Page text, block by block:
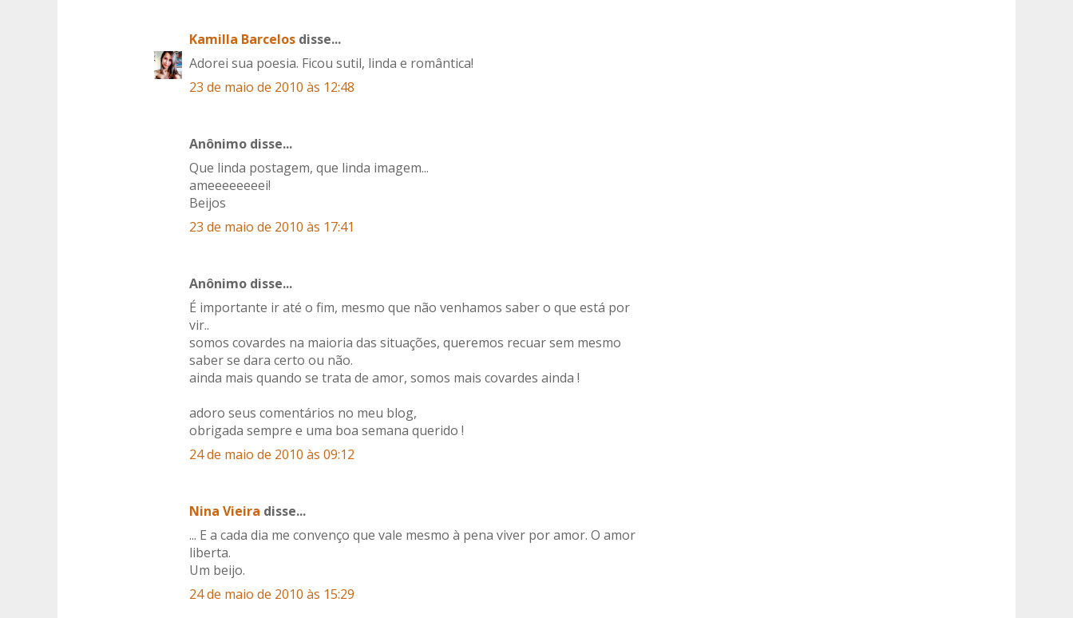
Kamilla Barcelos disse...
Adorei sua poesia. Ficou sutil, linda e romântica!
23 de maio de 2010 às 12:48
Anônimo disse...
Que linda postagem, que linda imagem...
ameeeeeeeei!
Beijos
23 de maio de 2010 às 17:41
Anônimo disse...
É importante ir até o fim, mesmo que não venhamos saber o que está por
vir..
somos covardes na maioria das situações, queremos recuar sem mesmo
saber se dara certo ou não.
ainda mais quando se trata de amor, somos mais covardes ainda !
adoro seus comentários no meu blog,
obrigada sempre e uma boa semana querido !
24 de maio de 2010 às 09:12
Nina Vieira disse...
... E a cada dia me convenço que vale mesmo à pena viver por amor. O amor
liberta.
Um beijo.
24 de maio de 2010 às 15:29